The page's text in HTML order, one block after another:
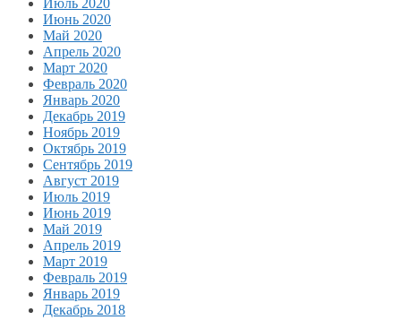
Июль 2020
Июнь 2020
Май 2020
Апрель 2020
Март 2020
Февраль 2020
Январь 2020
Декабрь 2019
Ноябрь 2019
Октябрь 2019
Сентябрь 2019
Август 2019
Июль 2019
Июнь 2019
Май 2019
Апрель 2019
Март 2019
Февраль 2019
Январь 2019
Декабрь 2018